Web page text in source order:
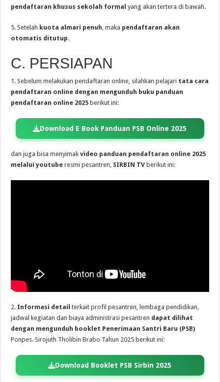
pendaftaran khusus sekolah formal yang akan tertera di bawah.
5. Setelah kuota almari penuh , maka pendaftaran akan
otomatis ditutup.
C. PERSIAPAN
1. Sebelum melakukan pendaftaran online, silahkan pelajari tata cara
pendaftaran online dengan mengunduh buku panduan
pendaftaran online 2025 berikut ini:
Download E Book Panduan PSB Online 2025
dan juga bisa menyimakvideo panduan pendaftaran online 2025
melalui youtube resmi pesantren, SIRBIN TV berikut ini:
2. Informasi detail terkait profil pesantren, lembaga pendidikan,
jadwal kegiatan dan biaya administrasi pesantren dapat dilihat
dengan mengunduh booklet Penerimaan Santri Baru (PSB)
Ponpes. Sirojuth Tholibin Brabo Tahun 2025 berikut ini:
Download Booklet PSB Sirbin 2025